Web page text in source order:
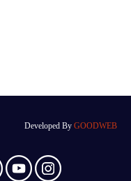
Developed By GOODWEB